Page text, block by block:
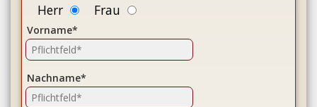
Herr
Frau
Vorname*
Nachname*